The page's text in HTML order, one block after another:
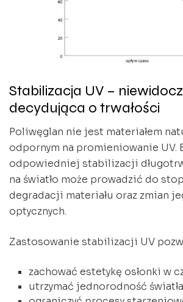
Stabilizacja UV –
decydująca o trwałości
Poliwęglan nie jest materiałem
odpornym na promieniowanie UV.
odpowiedniej stabilizacji
na światło może prowadzić do
degradacji materiału oraz zmian
optycznych.
Zastosowanie stabilizacji UV
zachować estetykę osłonki w
utrzymać jednorodność